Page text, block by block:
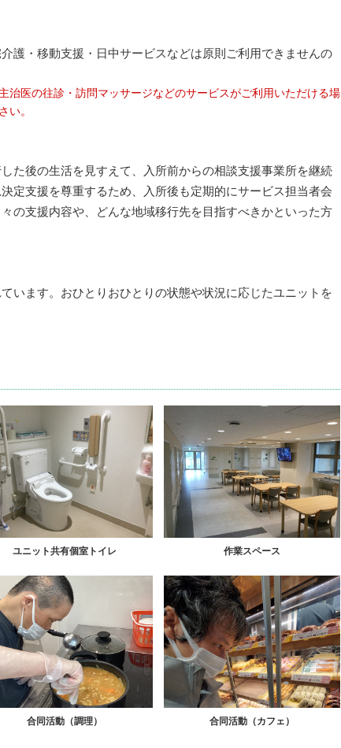
護・移動支援・日中サービスなどは原則ご利用できませんの
治医の往診・訪問マッサージなどのサービスがご利用いただける場
い。
た後の生活を見すえて、入所前からの相談支援事業所を継続
定支援を尊重するため、入所後も定期的にサービス担当者会
の支援内容や、どんな地域移行先を目指すべきかといった方
います。おひとりおひとりの状態や状況に応じたユニットを
ユニット共有個室トイレ 作業スペース
合同活動（調理） 合同活動（カフェ）